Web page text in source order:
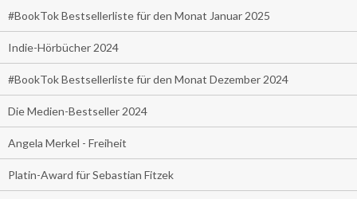
#BookTok Bestsellerliste für den Monat Januar 2025
Indie-Hörbücher 2024
#BookTok Bestsellerliste für den Monat Dezember 2024
Die Medien-Bestseller 2024
Angela Merkel - Freiheit
Platin-Award für Sebastian Fitzek